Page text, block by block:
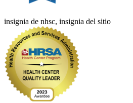
insignia de nhsc, insignia del sitio